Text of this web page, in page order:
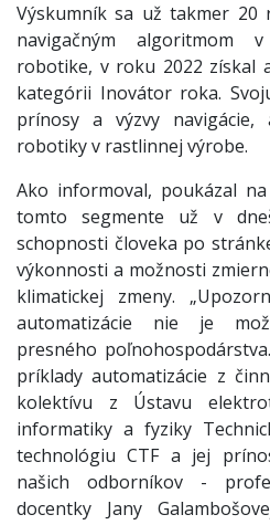
Výskumník sa už takmer 20
navigačným algoritmom
robotike, v roku 2022 získal
kategórii Inovátor roka.
prínosy a výzvy navigácie,
robotiky v rastlinnej výrobe.
Ako informoval, poukázal
tomto segmente už v
schopnosti človeka po
výkonnosti a možnosti
klimatickej zmeny.
automatizácie nie je
presného
príklady automatizácie z
kolektívu z Ústavu
informatiky a fyziky
technológiu CTF a jej
našich odborníkov -
docentky Jany